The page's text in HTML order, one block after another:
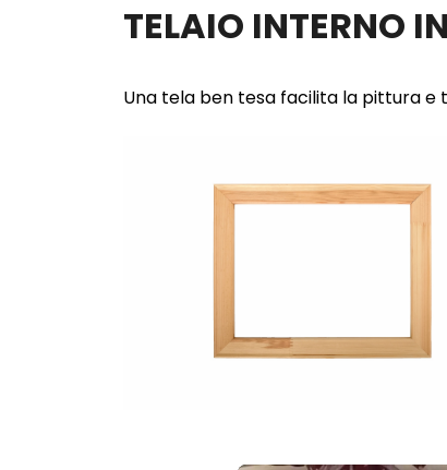
TELAIO INTERNO
Una tela ben tesa facilita la pittura